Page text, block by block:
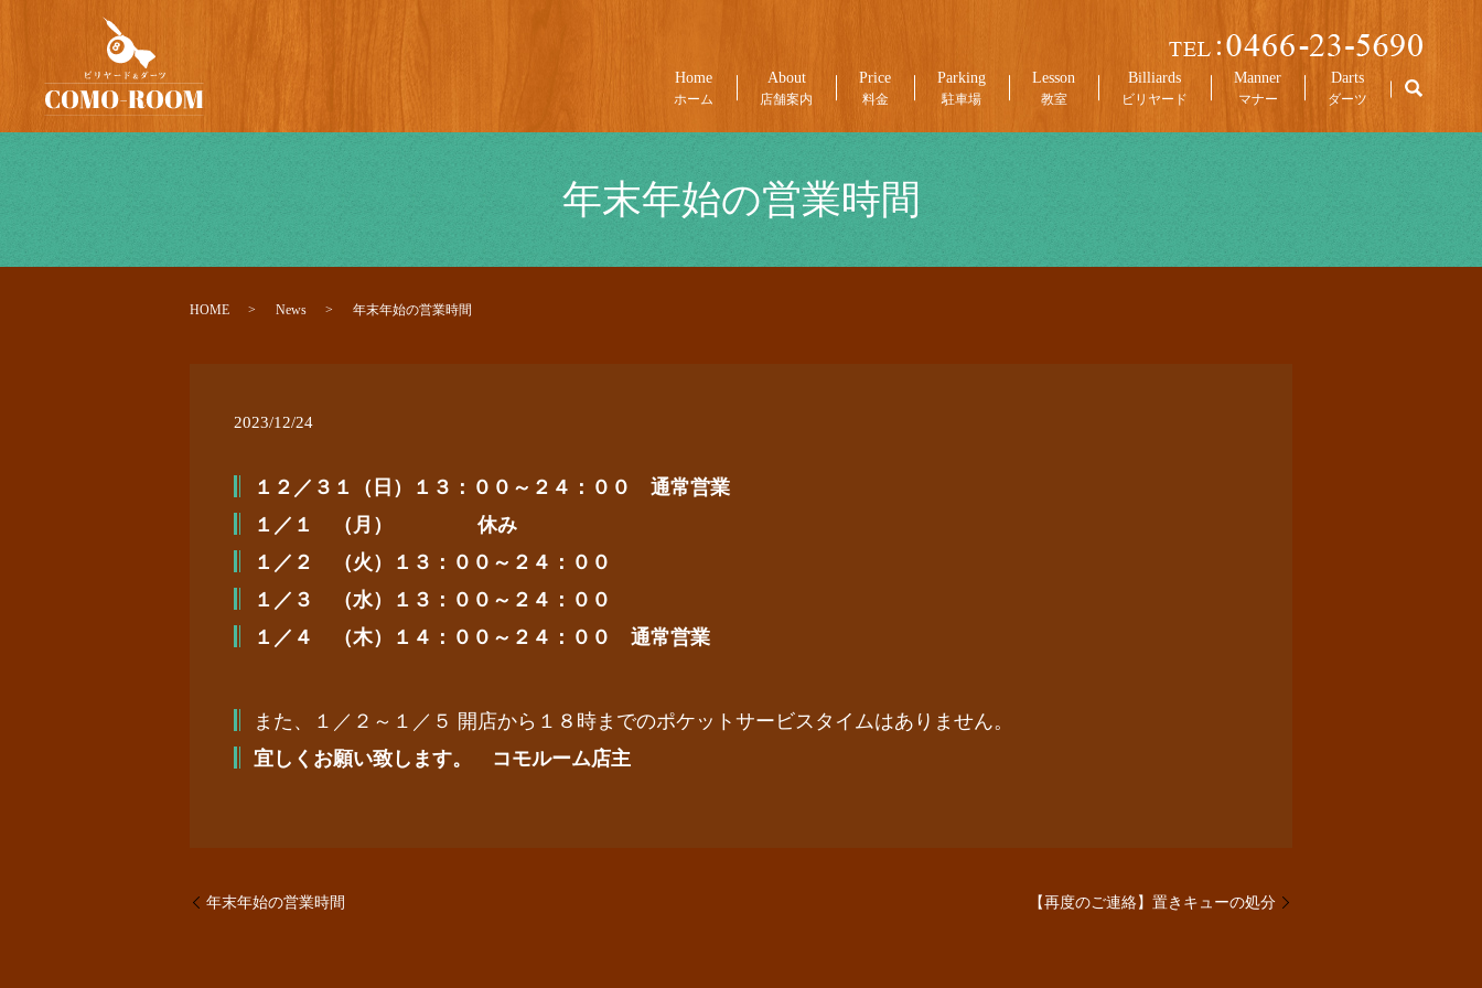
Home
ホーム
About
店舗案内
Price
料金
Parking
駐車場
Lesson
教室
Billiards
ビリヤード
Manner
マナー
Darts
ダーツ
年末年始の営業時間
HOME News 年末年始の営業時間
2023/12/24
１２／３１（日）１３：００～２４：００ 通常営業
１／１ （月）
休み
１／２ （火）１ ３ ：００ ～２４：００
１／ ３ （水）１ ３ ：００ ～２４：００
１／４ （木）１４：００～２４：００ 通常営業
また、１／２～１／５ 開店から１８時までのポケットサービスタイムはありません。
宜しくお願い致します。 コモルーム店主
年末年始の営業時間 【再度のご連絡】置きキューの処分